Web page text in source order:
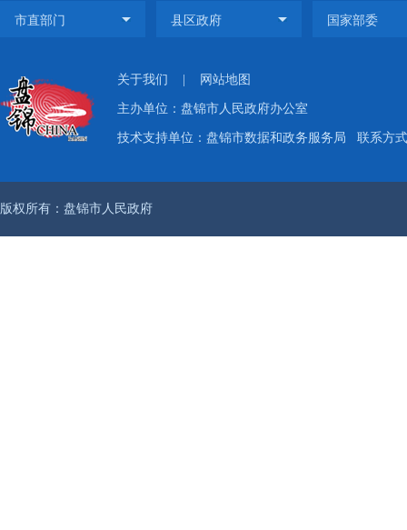
关于我们 网站地图
主办单位：盘锦市人民政府办公室
技术支持单位：盘锦市数据和政务服务局 联系方
版权所有：盘锦市人民政府